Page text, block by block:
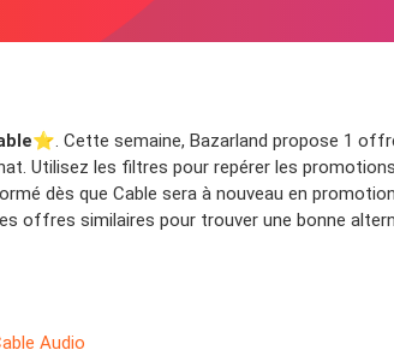
⭐️. Cette semaine, Bazarland propose 1
Utilisez les filtres pour repérer les
dès que Cable sera à nouveau en
offres similaires pour trouver une bonne
Audio